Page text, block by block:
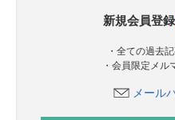
新規会員登録
・全ての過去
・会員限定メ
メール